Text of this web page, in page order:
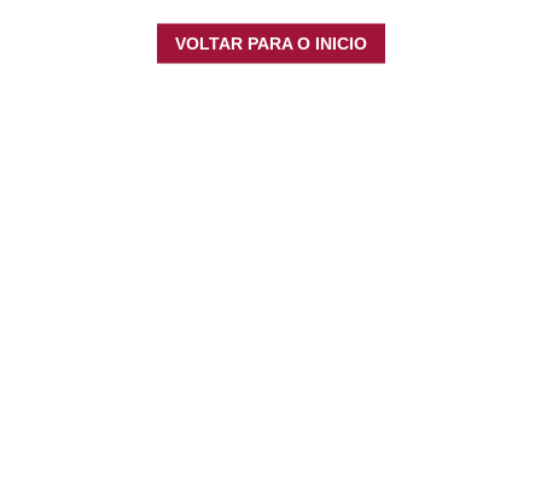
VOLTAR PARA O INICIO